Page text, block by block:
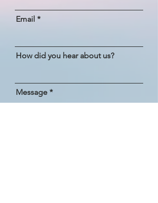
Email
How did you hear about us?
Message